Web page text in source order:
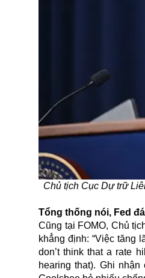
Chủ tịch Cục Dự trữ
Tổng thống nói, Fed
Cũng tại FOMO, Chủ
khẳng định: “Việc tăng
don’t think that a rate
hearing that). Ghi